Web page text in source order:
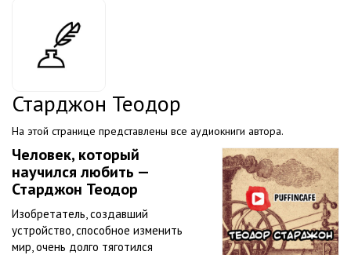
Старджон Теодор
На этой странице представлены все аудиокниги автора.
Человек, который
научился любить —
Старджон Теодор
Изобретатель, создавший
устройство, способное изменить
мир, очень долго тяготился